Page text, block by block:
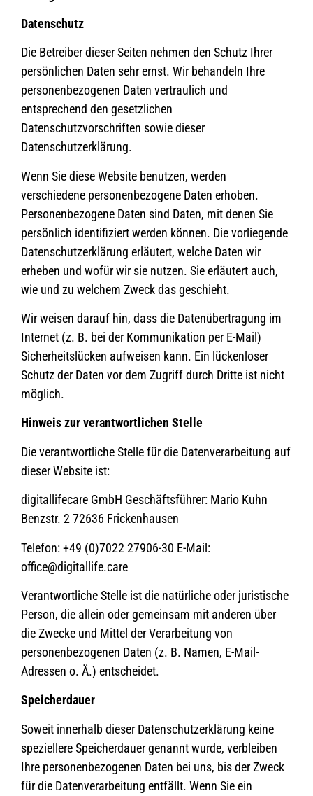
Datenschutz
Die Betreiber dieser Seiten nehmen den Schutz Ihrer
persönlichen Daten sehr ernst. Wir behandeln Ihre
personenbezogenen Daten vertraulich und
entsprechend den gesetzlichen
Datenschutzvorschriften sowie dieser
Datenschutzerklärung.
Wenn Sie diese Website benutzen, werden
verschiedene personenbezogene Daten erhoben.
Personenbezogene Daten sind Daten, mit denen Sie
persönlich identifiziert werden können. Die vorliegende
Datenschutzerklärung erläutert, welche Daten wir
erheben und wofür wir sie nutzen. Sie erläutert auch,
wie und zu welchem Zweck das geschieht.
Wir weisen darauf hin, dass die Datenübertragung im
Internet (z. B. bei der Kommunikation per E-Mail)
Sicherheitslücken aufweisen kann. Ein lückenloser
Schutz der Daten vor dem Zugriff durch Dritte ist nicht
möglich.
Hinweis zur verantwortlichen Stelle
Die verantwortliche Stelle für die Datenverarbeitung auf
dieser Website ist:
digitallifecare GmbH Geschäftsführer: Mario Kuhn
Benzstr. 2 72636 Frickenhausen
Telefon: +49 (0)7022 27906-30 E-Mail:
office@digitallife.care
Verantwortliche Stelle ist die natürliche oder juristische
Person, die allein oder gemeinsam mit anderen über
die Zwecke und Mittel der Verarbeitung von
personenbezogenen Daten (z. B. Namen, E-Mail-
Adressen o. Ä.) entscheidet.
Speicherdauer
Soweit innerhalb dieser Datenschutzerklärung keine
speziellere Speicherdauer genannt wurde, verbleiben
Ihre personenbezogenen Daten bei uns, bis der Zweck
für die Datenverarbeitung entfällt. Wenn Sie ein